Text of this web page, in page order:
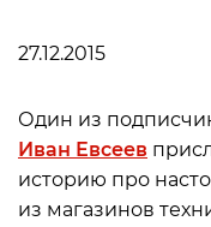
27.12.2015
Один из
Иван Евсеев
историю про
из магазинов